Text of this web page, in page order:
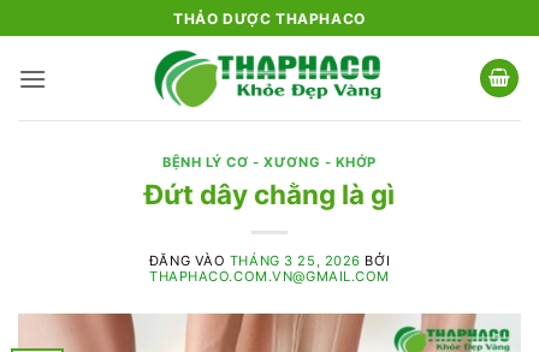
qua
nội
THẢO DƯỢC THAPHACO
BỆNH LÝ CƠ - XƯƠNG - KHỚP
Đứt dây chằng là gì
ĐĂNG VÀO THÁNG 3 25, 2026 BỞI
THAPHACO.COM.VN@GMAIL.COM